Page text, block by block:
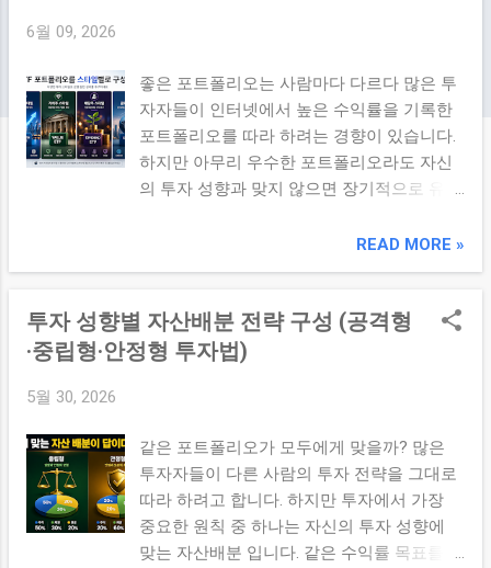
6월 09, 2026
좋은 포트폴리오는 사람마다 다르다 많은 투
자자들이 인터넷에서 높은 수익률을 기록한
포트폴리오를 따라 하려는 경향이 있습니다.
하지만 아무리 우수한 포트폴리오라도 자신
의 투자 성향과 맞지 않으면 장기적으로 유지
수익률이 아니라 자신이 감당할 수 있는 위험
문에 투자 성향에 맞는 포트폴리오를 설계하
기에 매우 적합한 도구입니다. 이번 글에서는
준과 투자 기간에 따라 달라져야 한다. 공격
형은 성장 중심, 안정형은 방어 중심, 중립형
은 균형 중심의 자산배분이 핵심이다. 1. 투자
성향이 중요한 이유 같은 시장에서도 투자자
마다 느끼는 위험 수준은 다릅니다. 어떤 사
READ MORE »
투자 성향별 자산배분 전략 구성 (공격형
·중립형·안정형 투자법)
5월 30, 2026
같은 포트폴리오가 모두에게 맞을까? 많은
투자자들이 다른 사람의 투자 전략을 그대로
따라 하려고 합니다. 하지만 투자에서 가장
중요한 원칙 중 하나는 자신의 투자 성향에
맞는 자산배분 입니다. 같은 수익률 목표를